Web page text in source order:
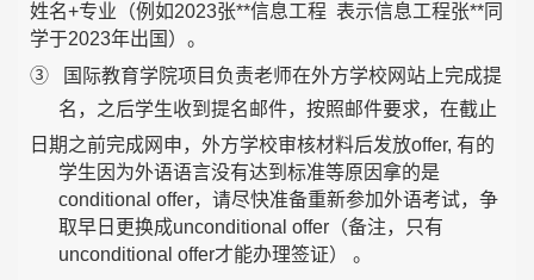
姓名+专业（例如2023张**信息工程 表示信息工程张**同
学于2023年出国）。
③
国际教育学院项目负责老师在外方学校网站上完成提
名，之后学生收到提名邮件，按照邮件要求，在截止
日期之前完成网申，外方学校审核材料后发放offer, 有的
学生因为外语语言没有达到标准等原因拿的是
conditional offer，请尽快准备重新参加外语考试，争
取早日更换成unconditional offer（备注，只有
unconditional offer才能办理签证） 。